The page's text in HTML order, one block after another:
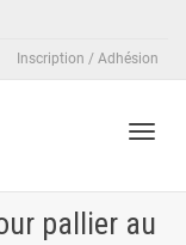
Inscription / Adhésion
pallier au